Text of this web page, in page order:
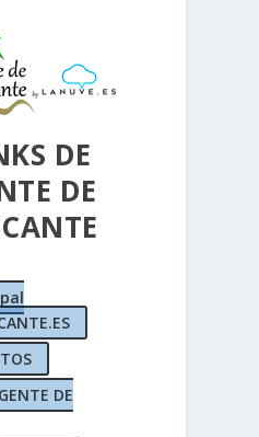
DE
DE
DE